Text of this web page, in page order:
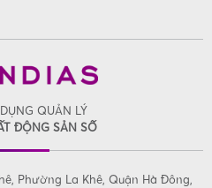
QUẢN LÝ
ĐỘNG SẢN SỐ
Phường La Khê, Quận Hà Đông,